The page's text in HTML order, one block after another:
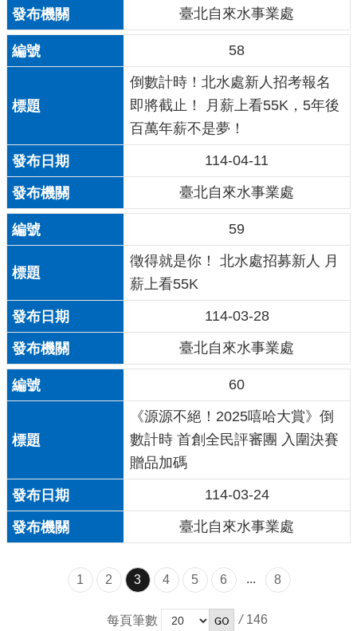
臺北自來水事業處
58
倒數計時！北水處新人招考報名
即將截止！ 月薪上看55K，5年後
百萬年薪不是夢！
114-04-11
臺北自來水事業處
59
徵得就是你！ 北水處招募新人 月
薪上看55K
114-03-28
臺北自來水事業處
60
《源源不絕！2025嘻哈大賞》倒
數計時 首創全民評審團 入圍決賽
贈品加碼
114-03-24
臺北自來水事業處
1 2 3 4 5 6 ... 8
每頁筆數 / 146